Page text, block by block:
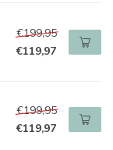
€199,95
€119,97
€199,95
€119,97